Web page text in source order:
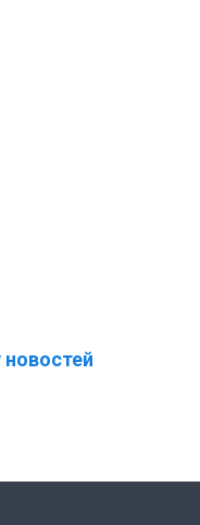
новостей